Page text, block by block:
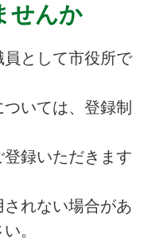
せんか
として市役所で
いては、登録制
録いただきます
れない場合があ
。